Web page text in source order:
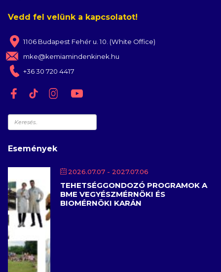
Vedd fel velünk a kapcsolatot!
1106 Budapest Fehér u. 10. (White Office)
mke@kemiamindenkinek.hu
+36 30 720 4417
Keresés
Események
2026.07.07 - 2027.07.06
TEHETSÉGGONDOZÓ PROGRAMOK A
BME VEGYÉSZMÉRNÖKI ÉS
BIOMÉRNÖKI KARÁN